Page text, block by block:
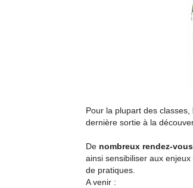
Pour la plupart des
dernière sortie à la
De nombreux rendez-vous
ainsi sensibiliser aux
de pratiques.
A venir :